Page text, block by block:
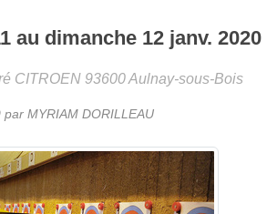
au dimanche 12 janv. 2020
CITROEN 93600Aulnay-sous-Bois
par MYRIAM DORILLEAU